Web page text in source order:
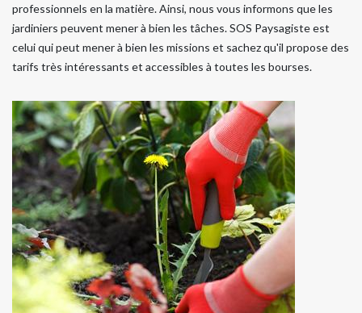
professionnels en la matière. Ainsi, nous vous informons que les
jardiniers peuvent mener à bien les tâches. SOS Paysagiste est
celui qui peut mener à bien les missions et sachez qu'il propose des
tarifs très intéressants et accessibles à toutes les bourses.